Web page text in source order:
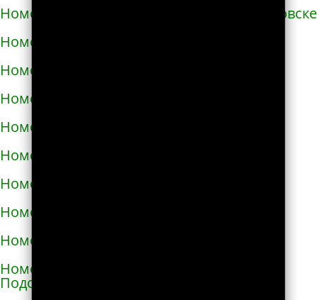
Номера телефонов такси в Ивано-Франковске
Номера телефонов такси в Измаиле
Номера телефонов такси в Изюме
Номера телефонов такси в Изяславе
Номера телефонов такси в Ильинцах
Номера телефонов такси в Ирпене
Номера телефонов такси в Казатине
Номера телефонов такси в Калиновке
Номера телефонов такси в Калуше
Номера телефонов такси в Каменце-
Подольском